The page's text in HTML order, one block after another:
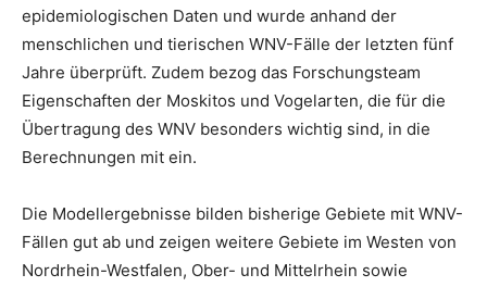
epidemiologischen Daten und wurde anhand der
menschlichen und tierischen WNV-Fälle der letzten fünf
Jahre überprüft. Zudem bezog das Forschungsteam
Eigenschaften der Moskitos und Vogelarten, die für die
Übertragung des WNV besonders wichtig sind, in die
Berechnungen mit ein.
Die Modellergebnisse bilden bisherige Gebiete mit WNV-
Fällen gut ab und zeigen weitere Gebiete im Westen von
Nordrhein-Westfalen, Ober- und Mittelrhein sowie